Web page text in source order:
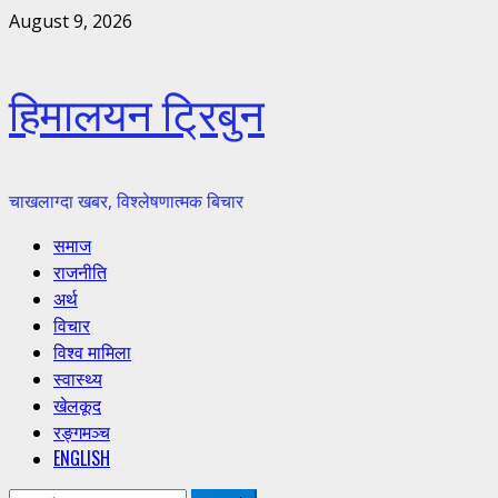
Skip
August 9, 2026
हिमालयन ट्रिबुन
चाखलाग्दा खबर, विश्लेषणात्मक बिचार
Primary
Menu
समाज
राजनीति
अर्थ
विचार
विश्व मामिला
स्वास्थ्य
खेलकूद
रङ्गमञ्च
ENGLISH